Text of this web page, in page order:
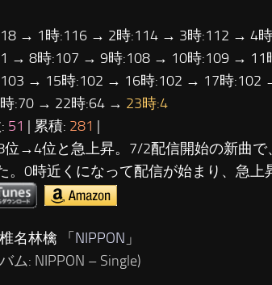
→ 1時:116 → 2時:114 → 3時:112 → 4
→ 8時:107 → 9時:108 → 10時:109 →
→ 15時:102 → 16時:102 → 17時
:70 → 22時:64 → 23時:4
51 | 累積: 281 |
位→4位と急上昇。7/2配信開始の新曲
。0時近くになって配信が始まり、急上
名林檎 「NIPPON 」
ム: NIPPON – Single)